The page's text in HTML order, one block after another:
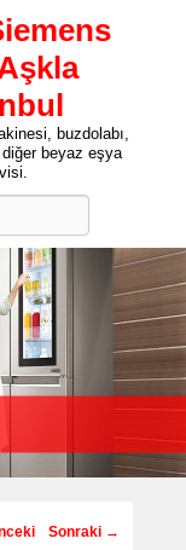
buzdolabı,
beyaz eşya
Sonraki →